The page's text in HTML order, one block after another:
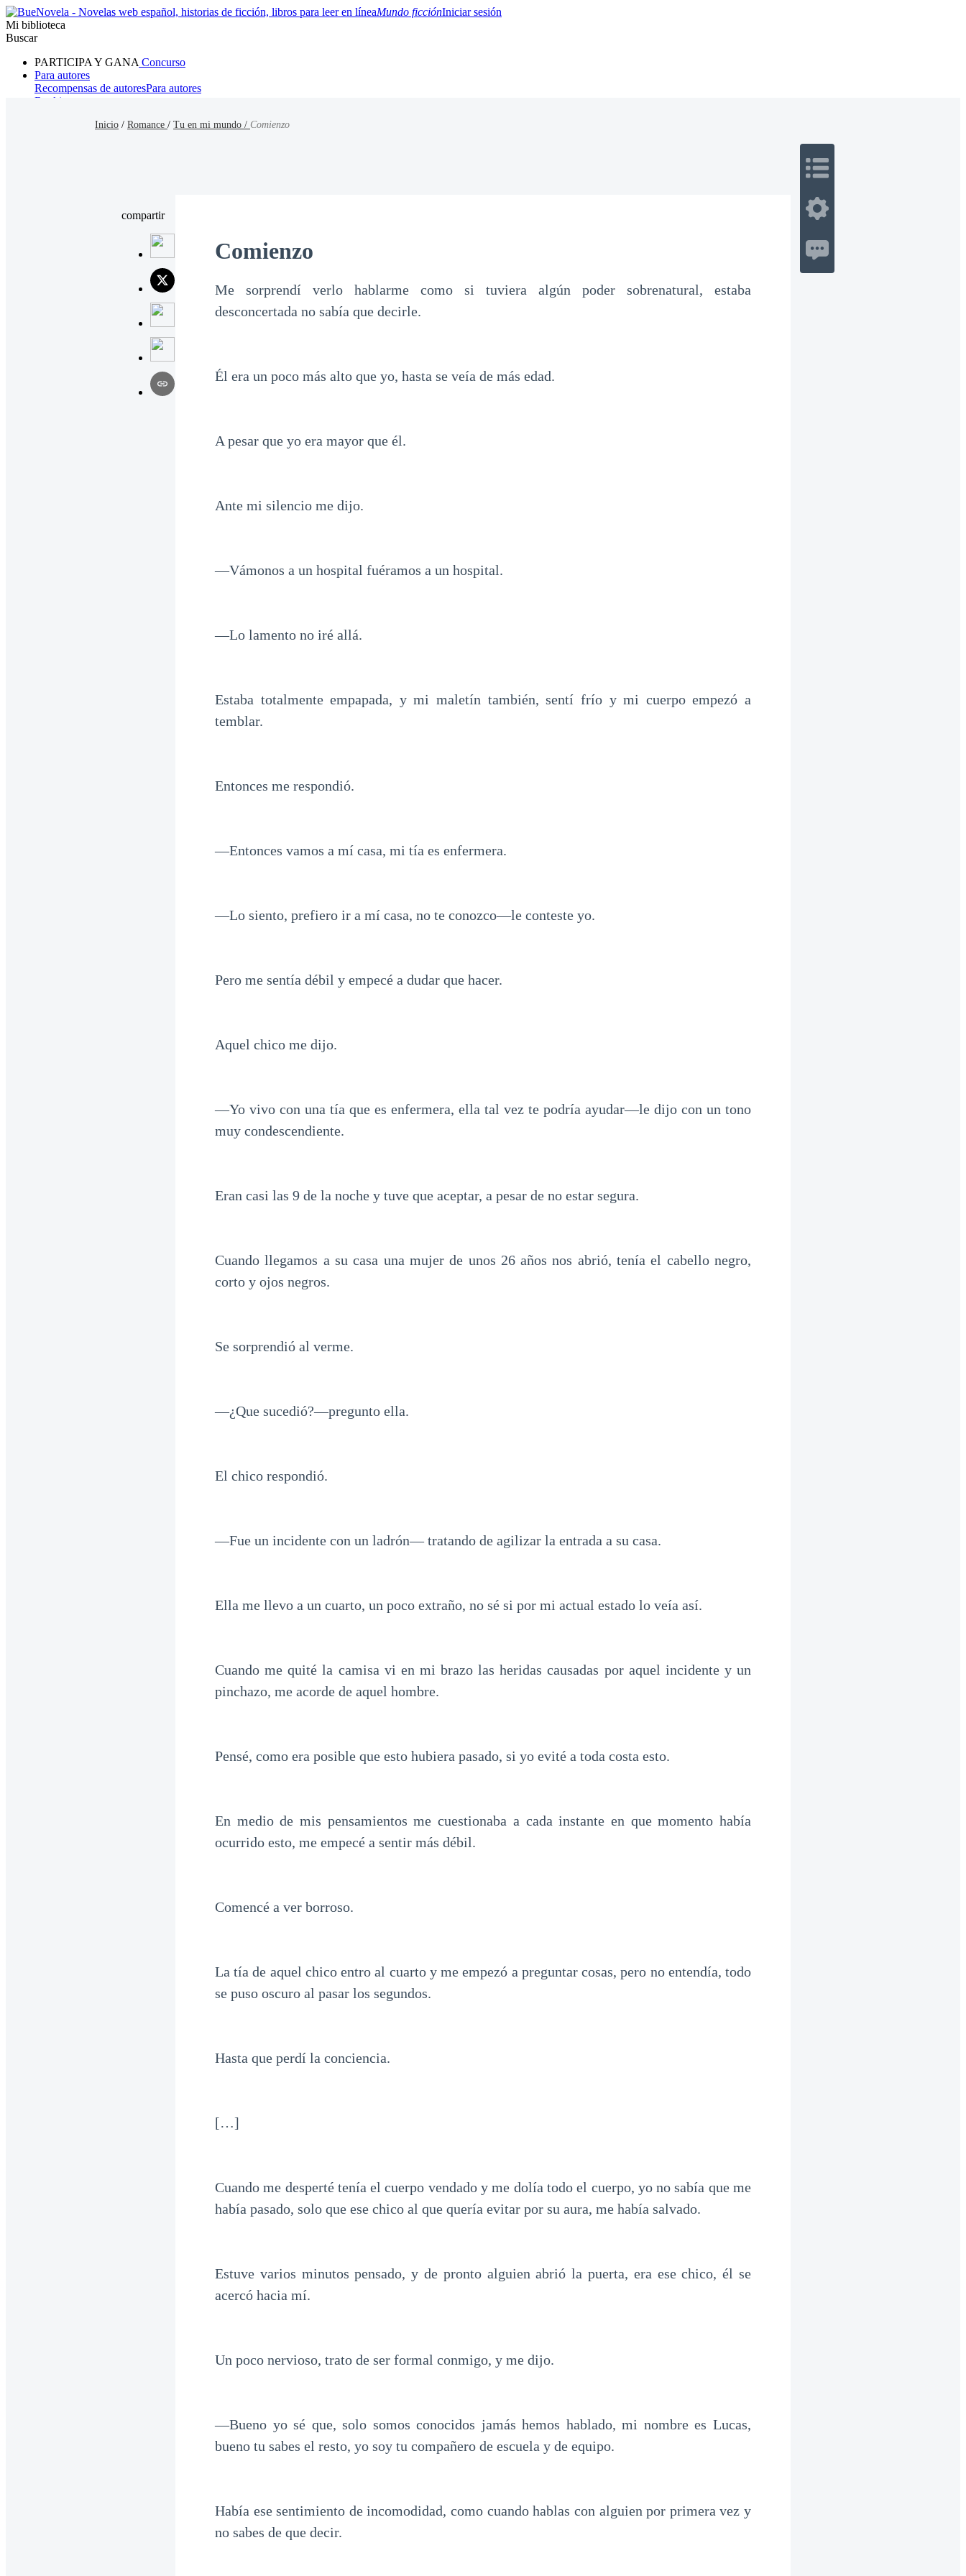
Mundo ficciónIniciar sesión
Mi biblioteca
Buscar
PARTICIPA Y GANA Concurso
Para autores
Recompensas de autoresPara autores
Ranking
Inicio / Romance / Tu en mi mundo / Comienzo
compartir
Comienzo
Me sorprendí verlo hablarme como si tuviera algún poder sobrenatural, estaba
desconcertada no sabía que decirle.
Él era un poco más alto que yo, hasta se veía de más edad.
A pesar que yo era mayor que él.
Ante mi silencio me dijo.
—Vámonos a un hospital fuéramos a un hospital.
—Lo lamento no iré allá.
Estaba totalmente empapada, y mi maletín también, sentí frío y mi cuerpo empezó a
temblar.
Entonces me respondió.
—Entonces vamos a mí casa, mi tía es enfermera.
—Lo siento, prefiero ir a mí casa, no te conozco—le conteste yo.
Pero me sentía débil y empecé a dudar que hacer.
Aquel chico me dijo.
—Yo vivo con una tía que es enfermera, ella tal vez te podría ayudar—le dijo con un tono
muy condescendiente.
Eran casi las 9 de la noche y tuve que aceptar, a pesar de no estar segura.
Cuando llegamos a su casa una mujer de unos 26 años nos abrió, tenía el cabello negro,
corto y ojos negros.
Se sorprendió al verme.
—¿Que sucedió?—pregunto ella.
El chico respondió.
—Fue un incidente con un ladrón— tratando de agilizar la entrada a su casa.
Ella me llevo a un cuarto, un poco extraño, no sé si por mi actual estado lo veía así.
Cuando me quité la camisa vi en mi brazo las heridas causadas por aquel incidente y un
pinchazo, me acorde de aquel hombre.
Pensé, como era posible que esto hubiera pasado, si yo evité a toda costa esto.
En medio de mis pensamientos me cuestionaba a cada instante en que momento había
ocurrido esto, me empecé a sentir más débil.
Comencé a ver borroso.
La tía de aquel chico entro al cuarto y me empezó a preguntar cosas, pero no entendía, todo
se puso oscuro al pasar los segundos.
Hasta que perdí la conciencia.
[…]
Cuando me desperté tenía el cuerpo vendado y me dolía todo el cuerpo, yo no sabía que me
había pasado, solo que ese chico al que quería evitar por su aura, me había salvado.
Estuve varios minutos pensado, y de pronto alguien abrió la puerta, era ese chico, él se
acercó hacia mí.
Un poco nervioso, trato de ser formal conmigo, y me dijo.
—Bueno yo sé que, solo somos conocidos jamás hemos hablado, mi nombre es Lucas,
bueno tu sabes el resto, yo soy tu compañero de escuela y de equipo.
Había ese sentimiento de incomodidad, como cuando hablas con alguien por primera vez y
no sabes de que decir.